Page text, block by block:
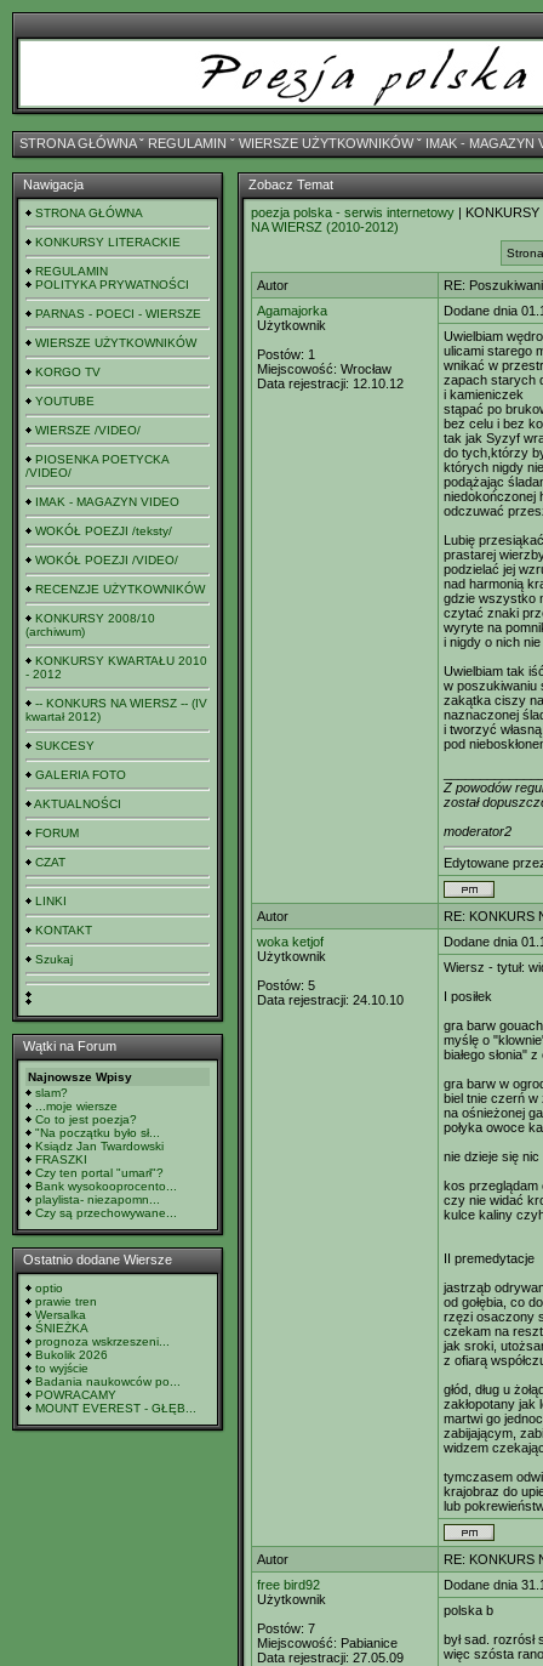
STRONA GŁÓWNAˇ REGULAMIN ˇ WIERSZE UŻYTKOWNIKÓWˇ IMAK - MAGAZYN
Nawigacja
STRONA GŁÓWNA
KONKURSY LITERACKIE
REGULAMIN
POLITYKA PRYWATNOŚCI
PARNAS - POECI - WIERSZE
WIERSZE UŻYTKOWNIKÓW
KORGO TV
YOUTUBE
WIERSZE /VIDEO/
PIOSENKA POETYCKA
/VIDEO/
IMAK - MAGAZYN VIDEO
WOKÓŁ POEZJI /teksty/
WOKÓŁ POEZJI /VIDEO/
RECENZJE UŻYTKOWNIKÓW
KONKURSY 2008/10
(archiwum)
KONKURSY KWARTAŁU 2010
- 2012
-- KONKURS NA WIERSZ -- (IV
kwartał 2012)
SUKCESY
GALERIA FOTO
AKTUALNOŚCI
FORUM
CZAT
LINKI
KONTAKT
Szukaj
Wątki na Forum
Najnowsze Wpisy
slam?
...moje wiersze
Co to jest poezja?
"Na początku było sł...
Ksiądz Jan Twardowski
FRASZKI
Czy ten portal "umarł"?
Bank wysokooprocento...
playlista- niezapomn...
Czy są przechowywane...
Ostatnio dodane Wiersze
optio
prawie tren
Wersalka
ŚNIEŻKA
prognoza wskrzeszeni...
Bukolik 2026
to wyjście
Badania naukowców po...
POWRACAMY
MOUNT EVEREST - GŁĘB...
Zobacz Temat
poezja polska - serwis internetowy |
NA WIERSZ (2010-2012)
Autor
RE:
Agamajorka
Użytkownik
Postów: 1
Miejscowość: Wrocław
Data rejestracji: 12.10.12
Dodane dnia
Uwielbiam
ulicami starego
wnikać w
zapach starych
i kamieniczek
stąpać po
bez celu i bez
tak jak Syzyf
do tych,którzy
których nigdy
podążając
niedokończonej
odczuwać
Lubię
prastarej
podzielać jej
nad harmonią
gdzie wszystko
czytać znaki
wyryte na
i nigdy o nich
Uwielbiam tak
w poszukiwaniu
zakątka ciszy
naznaczonej
i tworzyć
pod
Z powodów
został
moderator2
Edytowane
Autor
RE: KONKURS
woka ketjof
Użytkownik
Postów: 5
Data rejestracji: 24.10.10
Dodane dnia
Wiersz - tytuł:
I posiłek
gra barw
myślę o
białego słonia"
gra barw w
biel tnie czerń w
na ośnieżonej
połyka owoce
nie dzieje się
kos przeglądam
czy nie widać
kulce kaliny
II premedytacje
jastrząb
od gołębia, co
rzęzi osaczony
czekam na
jak sroki,
z ofiarą
głód, dług u
zakłopotany jak
martwi go
zabijającym,
widzem
tymczasem
krajobraz do
lub
Autor
RE: KONKURS
free bird92
Użytkownik
Postów: 7
Miejscowość: Pabianice
Data rejestracji: 27.05.09
Dodane dnia
polska b
był sad.
więc szósta